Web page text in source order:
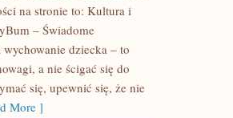
na stronie to: Kultura i
– Świadome
dziecka – to
a nie ścigać się do
się, upewnić się, że nie
More ]